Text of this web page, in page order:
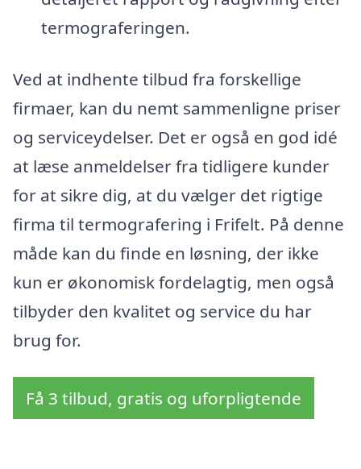
termograferingen.
Ved at indhente tilbud fra forskellige
firmaer, kan du nemt sammenligne priser
og serviceydelser. Det er også en god idé
at læse anmeldelser fra tidligere kunder
for at sikre dig, at du vælger det rigtige
firma til termografering i Frifelt. På denne
måde kan du finde en løsning, der ikke
kun er økonomisk fordelagtig, men også
tilbyder den kvalitet og service du har
brug for.
Få 3 tilbud, gratis og uforpligtende